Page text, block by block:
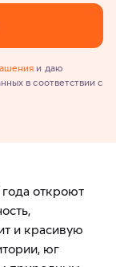
и даю
в соответствии с
откроют
и красивую
юг